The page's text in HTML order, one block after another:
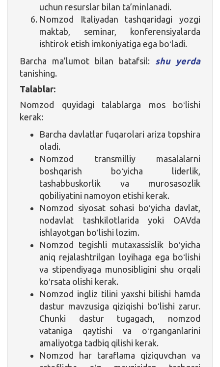
uchun resurslar bilan ta’minlanadi.
Nomzod Italiyadan tashqaridagi yozgi
maktab, seminar, konferensiyalarda
ishtirok etish imkoniyatiga ega boʻladi.
Barcha ma’lumot bilan batafsil: shu yerda
tanishing.
Talablar:
Nomzod quyidagi talablarga mos boʻlishi
kerak:
Barcha davlatlar fuqarolari ariza topshira
oladi.
Nomzod transmilliy masalalarni
boshqarish boʻyicha liderlik,
tashabbuskorlik va murosasozlik
qobiliyatini namoyon etishi kerak.
Nomzod siyosat sohasi boʻyicha davlat,
nodavlat tashkilotlarida yoki OAVda
ishlayotgan boʻlishi lozim.
Nomzod tegishli mutaxassislik boʻyicha
aniq rejalashtrilgan loyihaga ega boʻlishi
va stipendiyaga munosibligini shu orqali
koʻrsata olishi kerak.
Nomzod ingliz tilini yaxshi bilishi hamda
dastur mavzusiga qiziqishi boʻlishi zarur.
Chunki dastur tugagach, nomzod
vataniga qaytishi va oʻrganganlarini
amaliyotga tadbiq qilishi kerak.
Nomzod har taraflama qiziquvchan va